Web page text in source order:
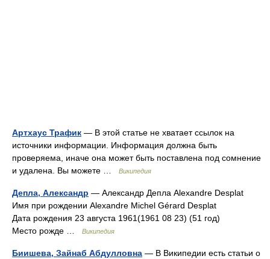
Артхаус Трафик — В этой статье не хватает ссылок на
источники информации. Информация должна быть
проверяема, иначе она может быть поставлена под сомнение
и удалена. Вы можете …
Википедия
Депла, Александр — Александр Депла Alexandre Desplat
Имя при рождении Alexandre Michel Gérard Desplat
Дата рождения 23 августа 1961(1961 08 23) (51 год)
Место рожде …
Википедия
Биишева, Зайнаб Абдулловна — В Википедии есть статьи о